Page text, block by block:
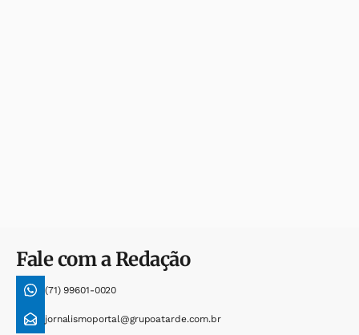
Fale com a Redação
(71) 99601-0020
jornalismoportal@grupoatarde.com.br